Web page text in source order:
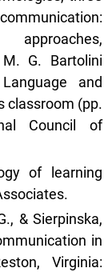
approaches,
G. Bartolini
and
classroom (pp.
Council of
of learning
& Sierpinska,
in
Virginia: